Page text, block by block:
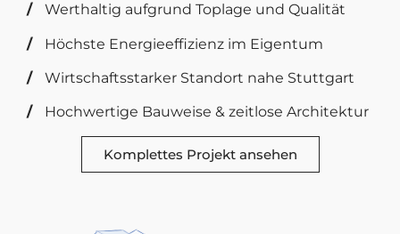
Komplettes Projekt ansehen
/ Werthaltig aufgrund Toplage und Qualität
/ Höchste Energieeffizienz im Eigentum
/ Wirtschaftsstarker Standort nahe Stuttgart
/ Hochwertige Bauweise & zeitlose Architektur